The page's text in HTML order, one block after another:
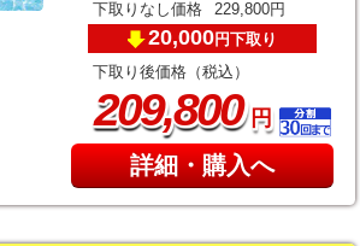
下取りなし価格 229,800円
20,000円下取り
下取り後価格（税込）
209,800円
詳細・購入へ